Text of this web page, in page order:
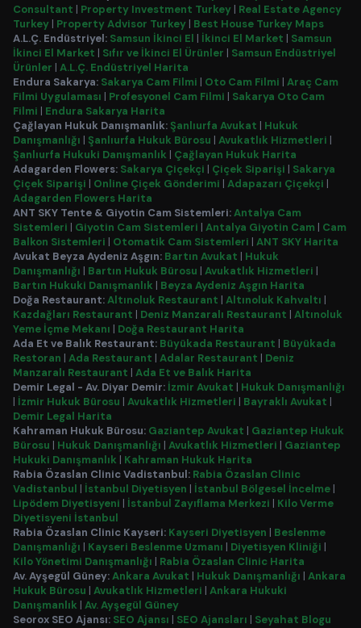
Consultant | Property Investment Turkey | Real Estate Agency
Turkey | Property Advisor Turkey | Best House Turkey Maps
A.L.Ç. Endüstriyel: Samsun İkinci El | İkinci El Market | Samsun
İkinci El Market | Sıfır ve İkinci El Ürünler | Samsun Endüstriyel
Ürünler | A.L.Ç. Endüstriyel Harita
Endura Sakarya: Sakarya Cam Filmi | Oto Cam Filmi | Araç Cam
Filmi Uygulaması | Profesyonel Cam Filmi | Sakarya Oto Cam
Filmi | Endura Sakarya Harita
Çağlayan Hukuk Danışmanlık: Şanlıurfa Avukat | Hukuk
Danışmanlığı | Şanlıurfa Hukuk Bürosu | Avukatlık Hizmetleri |
Şanlıurfa Hukuki Danışmanlık | Çağlayan Hukuk Harita
Adagarden Flowers: Sakarya Çiçekçi | Çiçek Siparişi | Sakarya
Çiçek Siparişi | Online Çiçek Gönderimi | Adapazarı Çiçekçi |
Adagarden Flowers Harita
ANT SKY Tente & Giyotin Cam Sistemleri:Antalya Cam
Sistemleri | Giyotin Cam Sistemleri | Antalya Giyotin Cam | Cam
Balkon Sistemleri | Otomatik Cam Sistemleri | ANT SKY Harita
Avukat Beyza Aydeniz Aşgın: Bartın Avukat | Hukuk
Danışmanlığı | Bartın Hukuk Bürosu | Avukatlık Hizmetleri |
Bartın Hukuki Danışmanlık | Beyza Aydeniz Aşgın Harita
Doğa Restaurant:Altınoluk Restaurant | Altınoluk Kahvaltı |
Kazdağları Restaurant | Deniz Manzaralı Restaurant | Altınoluk
Yeme İçme Mekanı | Doğa Restaurant Harita
Ada Et ve Balık Restaurant: Büyükada Restaurant | Büyükada
Restoran | Ada Restaurant | Adalar Restaurant | Deniz
Manzaralı Restaurant | Ada Et ve Balık Harita
Demir Legal - Av. Diyar Demir: İzmir Avukat | Hukuk Danışmanlığı
| İzmir Hukuk Bürosu | Avukatlık Hizmetleri | Bayraklı Avukat |
Demir Legal Harita
Kahraman Hukuk Bürosu: Gaziantep Avukat | Gaziantep Hukuk
Bürosu | Hukuk Danışmanlığı | Avukatlık Hizmetleri | Gaziantep
Hukuki Danışmanlık | Kahraman Hukuk Harita
Rabia Özaslan Clinic Vadistanbul: Rabia Özaslan Clinic
Vadistanbul | İstanbul Diyetisyen | İstanbul Bölgesel İncelme |
Lipödem Diyetisyeni | İstanbul Zayıflama Merkezi | Kilo Verme
Diyetisyeni İstanbul
Rabia Özaslan Clinic Kayseri: Kayseri Diyetisyen | Beslenme
Danışmanlığı | Kayseri Beslenme Uzmanı | Diyetisyen Kliniği |
Kilo Yönetimi Danışmanlığı | Rabia Özaslan Clinic Harita
Av. Ayşegül Güney:Ankara Avukat | Hukuk Danışmanlığı | Ankara
Hukuk Bürosu | Avukatlık Hizmetleri | Ankara Hukuki
Danışmanlık | Av. Ayşegül Güney
Seorox SEO Ajansı: SEO Ajansı | SEO Ajansları | Seyahat Blogu